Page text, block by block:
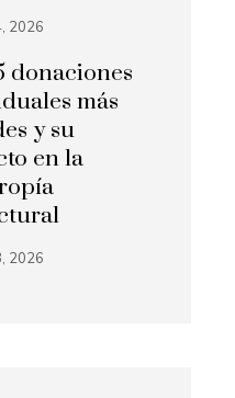
2026
donaciones
más
y su
en la
2026